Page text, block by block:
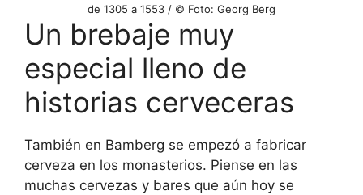
de 1305 a 1553 / © Foto: Georg Berg
Un brebaje muy
especial lleno de
historias cerveceras
También en Bamberg se empezó a fabricar
cerveza en los monasterios. Piense en las
muchas cervezas y bares que aún hoy se